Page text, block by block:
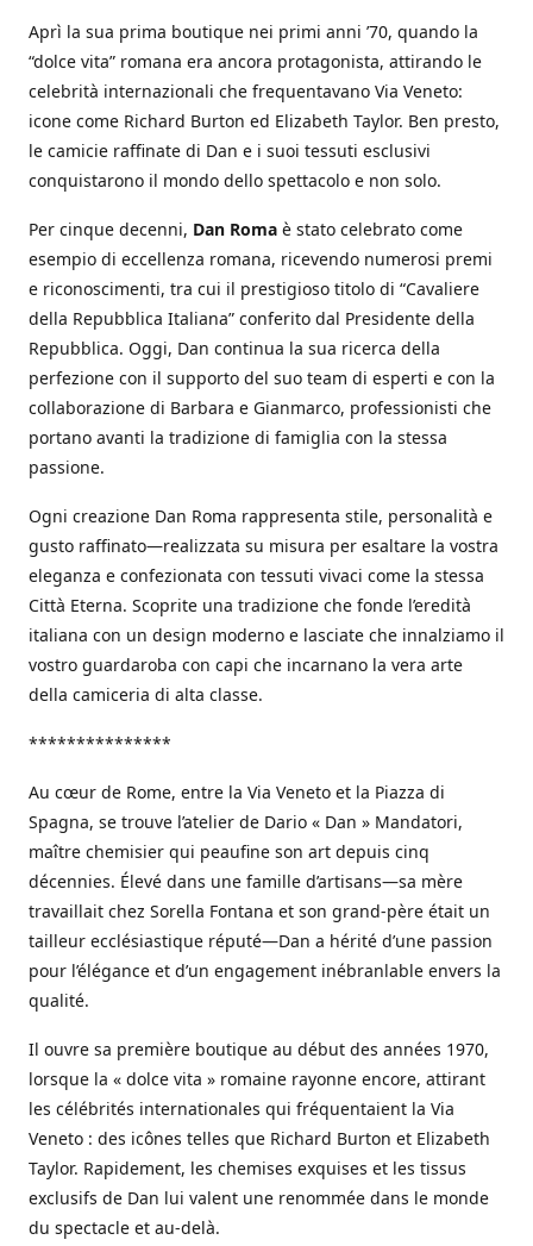
Aprì la sua prima boutique nei primi anni ’70, quando la
“dolce vita” romana era ancora protagonista, attirando le
celebrità internazionali che frequentavano Via Veneto:
icone come Richard Burton ed Elizabeth Taylor. Ben presto,
le camicie raffinate di Dan e i suoi tessuti esclusivi
conquistarono il mondo dello spettacolo e non solo.
Per cinque decenni, Dan Roma è stato celebrato come
esempio di eccellenza romana, ricevendo numerosi premi
e riconoscimenti, tra cui il prestigioso titolo di “Cavaliere
della Repubblica Italiana” conferito dal Presidente della
Repubblica. Oggi, Dan continua la sua ricerca della
perfezione con il supporto del suo team di esperti e con la
collaborazione di Barbara e Gianmarco, professionisti che
portano avanti la tradizione di famiglia con la stessa
passione.
Ogni creazione Dan Roma rappresenta stile, personalità e
gusto raffinato—realizzata su misura per esaltare la vostra
eleganza e confezionata con tessuti vivaci come la stessa
Città Eterna. Scoprite una tradizione che fonde l’eredità
italiana con un design moderno e lasciate che innalziamo il
vostro guardaroba con capi che incarnano la vera arte
della camiceria di alta classe.
***************
Au cœur de Rome, entre la Via Veneto et la Piazza di
Spagna, se trouve l’atelier de Dario « Dan » Mandatori,
maître chemisier qui peaufine son art depuis cinq
décennies. Élevé dans une famille d’artisans—sa mère
travaillait chez Sorella Fontana et son grand-père était un
tailleur ecclésiastique réputé—Dan a hérité d’une passion
pour l’élégance et d’un engagement inébranlable envers la
qualité.
Il ouvre sa première boutique au début des années 1970,
lorsque la « dolce vita » romaine rayonne encore, attirant
les célébrités internationales qui fréquentaient la Via
Veneto : des icônes telles que Richard Burton et Elizabeth
Taylor. Rapidement, les chemises exquises et les tissus
exclusifs de Dan lui valent une renommée dans le monde
du spectacle et au-delà.